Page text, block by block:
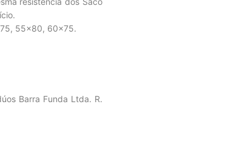
55×80, 60×75.
Barra Funda Ltda. R.